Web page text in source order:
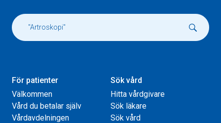
För patienter
Välkommen
Vård du betalar själv
Vårdavdelningen
Sök vård
Hitta vårdgivare
Sök läkare
Sök vård